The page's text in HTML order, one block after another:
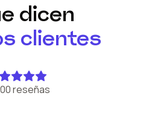
dicen
clientes
reseñas